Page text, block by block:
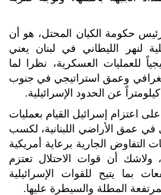
حكومة الكيان المحتل، هو أن
لنهر الليطاني في لبنان يعني
للعمليات العسكرية، نظرا لما
وعمق استراتيجي في جنوب
اعتزام إسرائيل القيام بعمليات
في عمق الأراضي اللبنانية، لكسب
التفاوض الجارية برعاية أمريكية
ولاشك أن قوات الاحتلال تعتزم
بما يتيح للقوات الإسرائيلية
المطلة والسيطرة عليها.